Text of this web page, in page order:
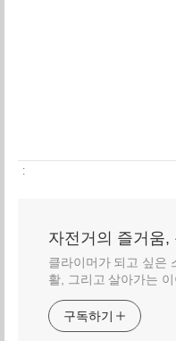
:
자전거의 즐거움
클라이머가 되고 싶은
활, 그리고 살아가는 이
구독하기